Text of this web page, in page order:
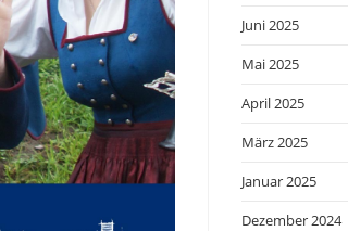
Juni 2025
Mai 2025
April 2025
März 2025
Januar 2025
Dezember 2024